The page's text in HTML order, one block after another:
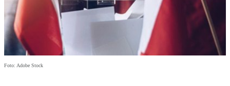
Foto: Adobe Stock